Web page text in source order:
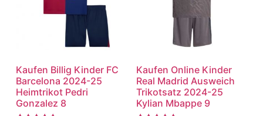
Kaufen Billig Kinder FC
Barcelona 2024-25
Heimtrikot Pedri
Gonzalez 8
Kaufen Online Kinder
Real Madrid Ausweich
Trikotsatz 2024-25
Kylian Mbappe 9